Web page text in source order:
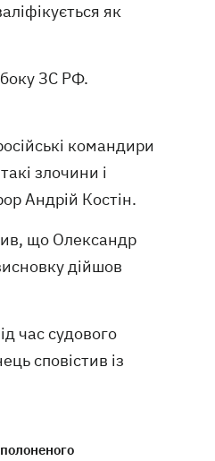
як
боку ЗС РФ.
командири
злочини і
Андрій Костін.
що Олександр
дійшов
час судового
сповістив із